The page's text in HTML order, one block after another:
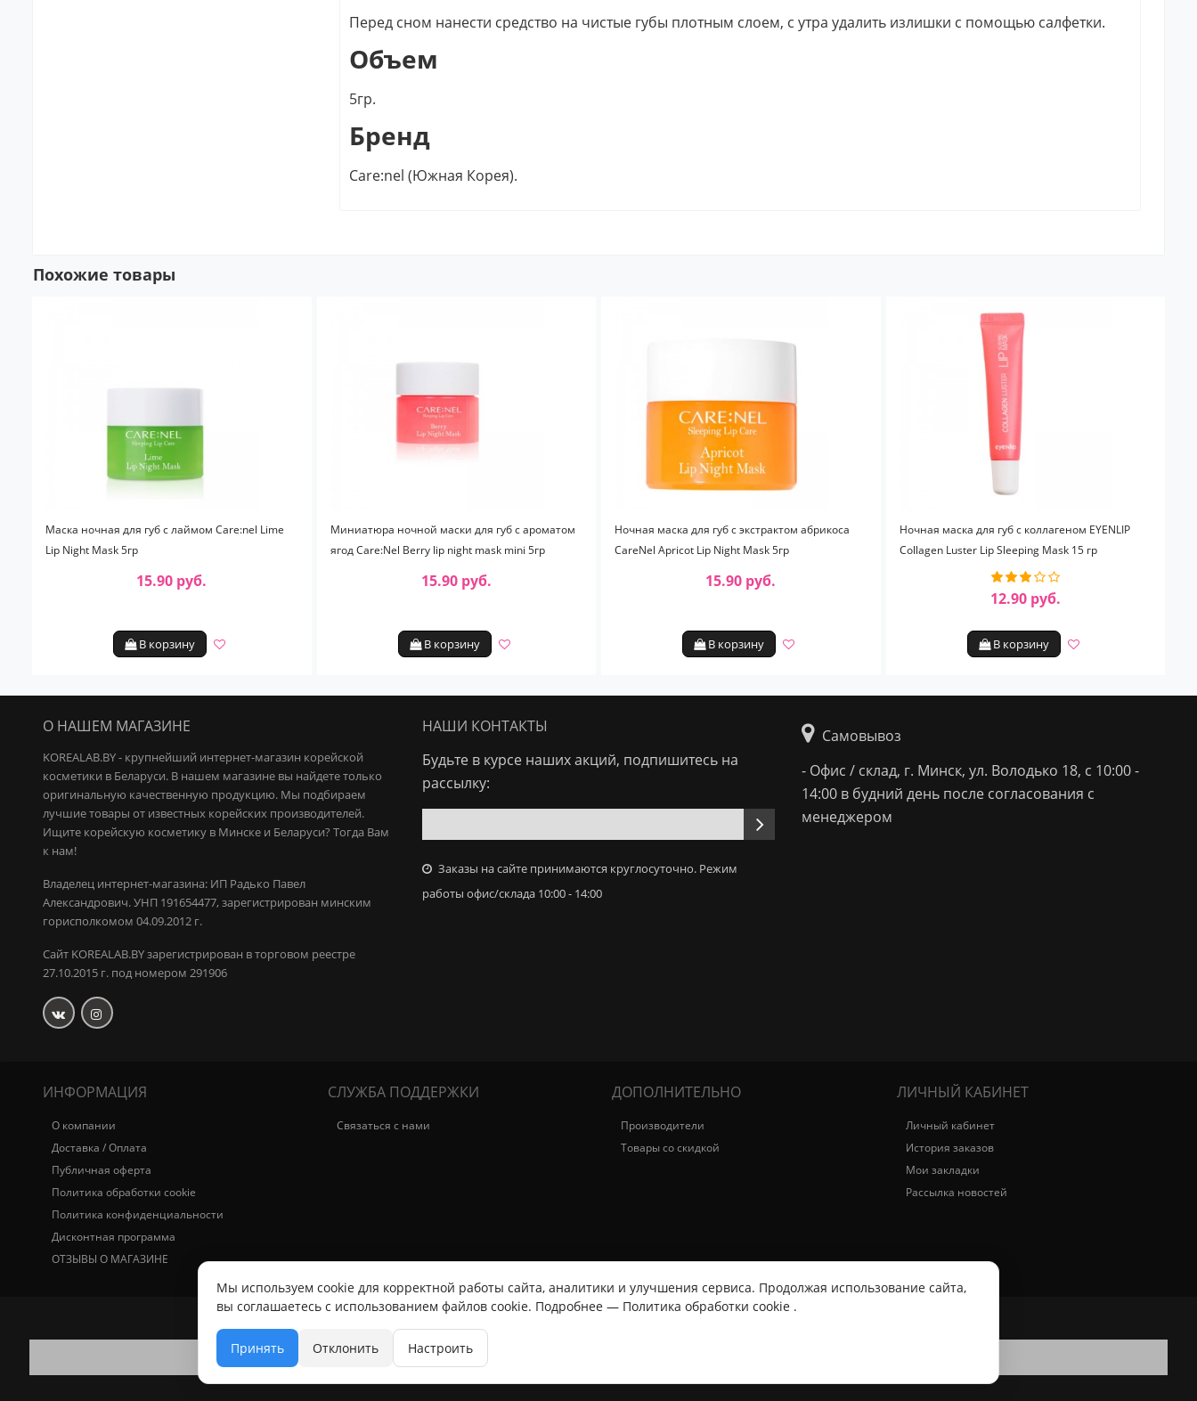
Перед сном нанести средство на чистые губы плотным слоем, с утра удалить излишки с помощью салфетки.
Объем
5гр.
Бренд
Care:nel (Южная Корея).
Похожие товары
Маска ночная для губ с лаймом Care:nel Lime
Lip Night Mask 5гр
15.90 руб.
В корзину
Миниатюра ночной маски для губ с ароматом
ягод Care:Nel Berry lip night mask mini 5гр
15.90 руб.
В корзину
Ночная маска для губ с экстрактом абрикоса
CareNel Apricot Lip Night Mask 5гр
15.90 руб.
В корзину
Ночная маска для губ с коллагеном EYENLIP
Collagen Luster Lip Sleeping Mask 15 гр
12.90 руб.
В корзину
О НАШЕМ МАГАЗИНЕ
KOREALAB.BY - крупнейший интернет-магазин корейской
косметики в Беларуси. В нашем магазине вы найдете только
оригинальную качественную продукцию. Мы подбираем
лучшие товары от известных корейских производителей.
Ищите корейскую косметику в Минске и Беларуси? Тогда Вам
к нам!
Владелец интернет-магазина: ИП Радько Павел
Александрович.УНП 191654477, зарегистрирован минским
горисполкомом 04.09.2012 г.
Сайт KOREALAB.BY зарегистрирован в торговом реестре
27.10.2015 г. под номером 291906
НАШИ КОНТАКТЫ
Будьте в курсе наших акций, подпишитесь на
рассылку:
Заказы на сайте принимаются круглосуточно. Режим
работы офис/склада 10:00 - 14:00
Самовывоз
- Офис / склад, г. Минск, ул. Володько 18, с 10:00 -
14:00 в будний день после согласования с
менеджером
ИНФОРМАЦИЯ
О компании
Доставка / Оплата
Публичная оферта
Политика обработки cookie
Политика конфиденциальности
Дисконтная программа
ОТЗЫВЫ О МАГАЗИНЕ
СЛУЖБА ПОДДЕРЖКИ
Связаться с нами
ДОПОЛНИТЕЛЬНО
Производители
Товары со скидкой
ЛИЧНЫЙ КАБИНЕТ
Личный кабинет
История заказов
Мои закладки
Рассылка новостей
Мы используем cookie для корректной работы сайта, аналитики и улучшения сервиса. Продолжая использование сайта,
вы соглашаетесь с использованием файлов cookie. Подробнее — Политика обработки cookie .
Принять Отклонить Настроить